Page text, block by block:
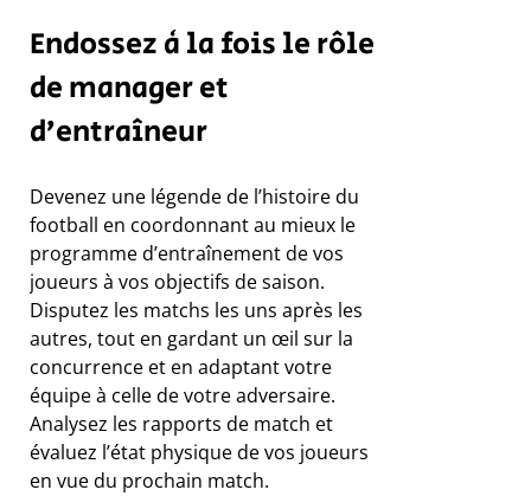
Endossez à la fois le rôle
de manager et
d’entraîneur
Devenez une légende de l’histoire du
football en coordonnant au mieux le
programme d’entraînement de vos
joueurs à vos objectifs de saison.
Disputez les matchs les uns après les
autres, tout en gardant un œil sur la
concurrence et en adaptant votre
équipe à celle de votre adversaire.
Analysez les rapports de match et
évaluez l’état physique de vos joueurs
en vue du prochain match.